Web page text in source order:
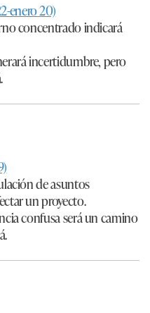
enero 20)
concentrado indicará
incertidumbre, pero
de asuntos
un proyecto.
confusa será un camino